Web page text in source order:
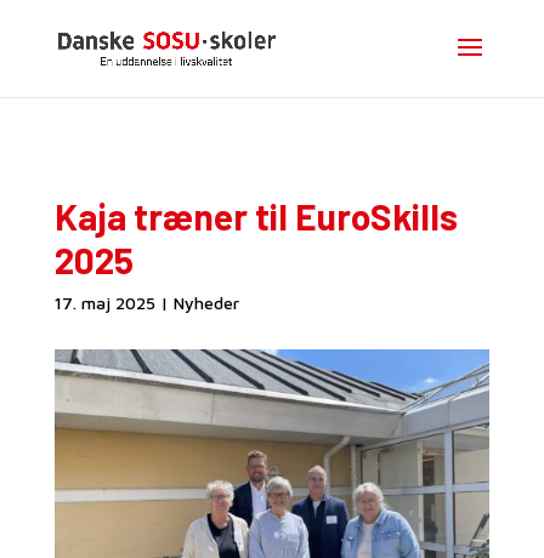
Kaja træner til EuroSkills
2025
17. maj 2025| Nyheder